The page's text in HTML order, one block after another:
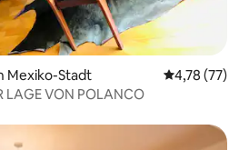
Mexiko-Stadt
4,78 (77)
LAGE VON POLANCO